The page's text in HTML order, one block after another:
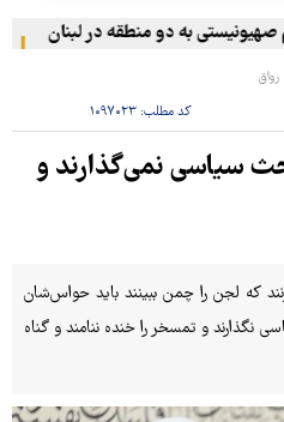
به دو منطقه در لبنان
رواق
کد مطلب:۱۰۹۷۰۲۳
سیاسی نمی‌گذارند و
که لجن را چمن ببینند باید حواس‌شان
و تمسخر را خنده ننامند و گناه